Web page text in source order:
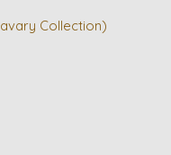
Collection)